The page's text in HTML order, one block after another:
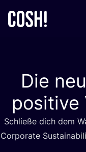
Die
positive
Schlie­ße dich dem
Cor­po­ra­te